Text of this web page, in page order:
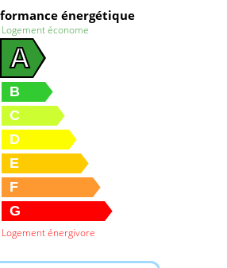
énergétique
Logement économe
A
B
C
D
E
F
G
Logement énergivore